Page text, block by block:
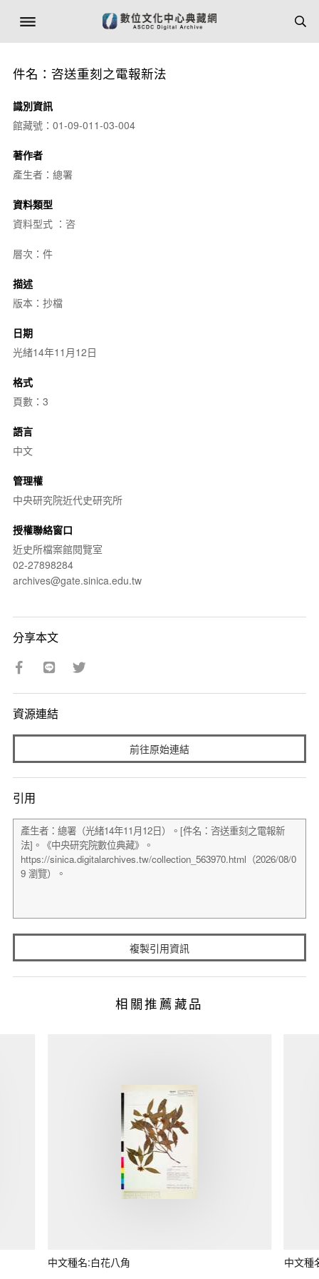
件名：咨送重刻之電報新法
識別資訊
館藏號：01-09-011-03-004
著作者
產生者：總署
資料類型
資料型式 ：咨
層次：件
描述
版本：抄檔
日期
光緒14年11月12日
格式
頁數：3
語言
中文
管理權
中央研究院近代史研究所
授權聯絡窗口
近史所檔案館閱覽室
02-27898284
archives@gate.sinica.edu.tw
分享本文
資源連結
前往原始連結
引用
複製引用資訊
相關推薦藏品
中文種名:白花八角 中文種